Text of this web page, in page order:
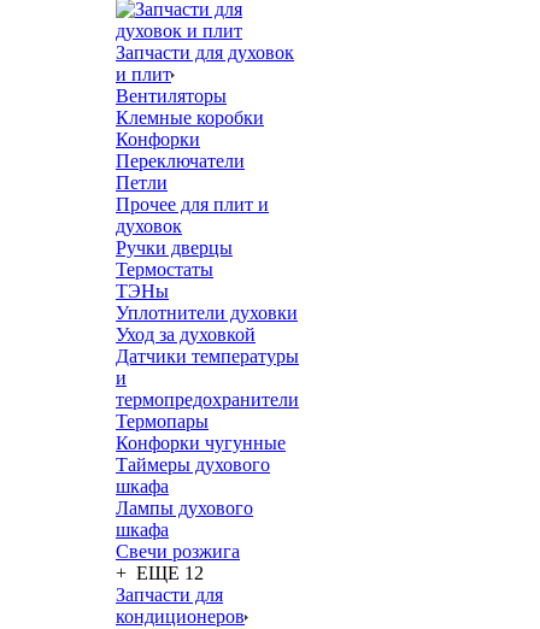
Запчасти для духовок
и плит
Вентиляторы
Клемные коробки
Конфорки
Переключатели
Петли
Прочее для плит и
духовок
Ручки дверцы
Термостаты
ТЭНы
Уплотнители духовки
Уход за духовкой
Датчики температуры
и
термопредохранители
Термопары
Конфорки чугунные
Таймеры духового
шкафа
Лампы духового
шкафа
Свечи розжига
+ ЕЩЕ 12
Запчасти для
кондиционеров